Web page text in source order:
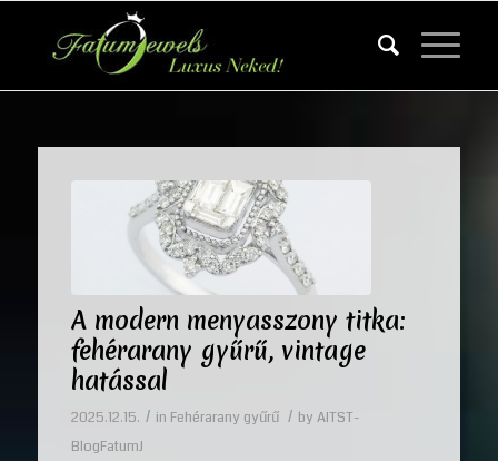
A modern menyasszony titka:
fehérarany gyűrű, vintage
hatással
2025.12.15. / in Fehérarany gyűrű / by AITST-
BlogFatumJ